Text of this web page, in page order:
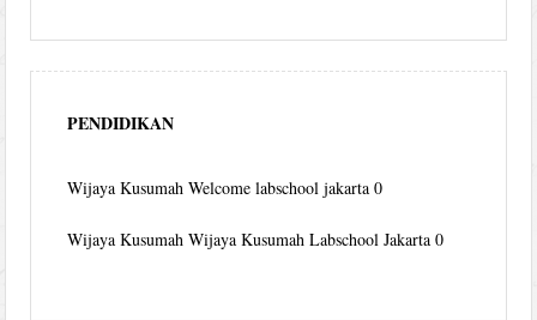
PENDIDIKAN
Wijaya Kusumah Welcome labschool jakarta 0
Wijaya Kusumah Wijaya Kusumah Labschool Jakarta 0